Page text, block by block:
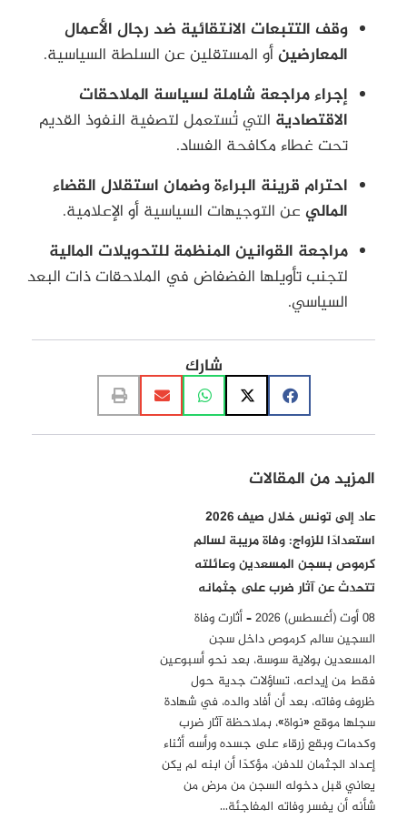
وقف التتبعات الانتقائية ضد رجال الأعمال
المعارضينأو المستقلين عن السلطة السياسية.
إجراء مراجعة شاملة لسياسة الملاحقات
الاقتصادية التي تُستعمل لتصفية النفوذ القديم
تحت غطاء مكافحة الفساد.
احترام قرينة البراءة وضمان استقلال القضاء
المالي عن التوجيهات السياسية أو الإعلامية.
مراجعة القوانين المنظمة للتحويلات المالية
لتجنب تأويلها الفضفاض في الملاحقات ذات البعد
السياسي.
شارك
المزيد من المقالات
عاد إلى تونس خلال صيف 2026
استعدادًا للزواج: وفاة مريبة لسالم
كرموص بسجن المسعدين وعائلته
تتحدث عن آثار ضرب على جثمانه
08 أوت (أغسطس) 2026 – أثارت وفاة
السجين سالم كرموص داخل سجن
المسعدين بولاية سوسة، بعد نحو أسبوعين
فقط من إيداعه، تساؤلات جدية حول
ظروف وفاته، بعد أن أفاد والده، في شهادة
سجلها موقع «نواة»، بملاحظة آثار ضرب
وكدمات وبقع زرقاء على جسده ورأسه أثناء
إعداد الجثمان للدفن، مؤكدًا أن ابنه لم يكن
يعاني قبل دخوله السجن من مرض من
شأنه أن يفسر وفاته المفاجئة…